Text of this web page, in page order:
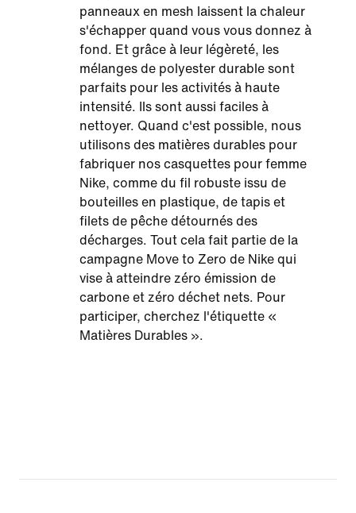
panneaux en mesh laissent la chaleur
s'échapper quand vous vous donnez à
fond. Et grâce à leur légèreté, les
mélanges de polyester durable sont
parfaits pour les activités à haute
intensité. Ils sont aussi faciles à
nettoyer. Quand c'est possible, nous
utilisons des matières durables pour
fabriquer nos casquettes pour femme
Nike, comme du fil robuste issu de
bouteilles en plastique, de tapis et
filets de pêche détournés des
décharges. Tout cela fait partie de la
campagne Move to Zero de Nike qui
vise à atteindre zéro émission de
carbone et zéro déchet nets. Pour
participer, cherchez l'étiquette «
Matières Durables ».